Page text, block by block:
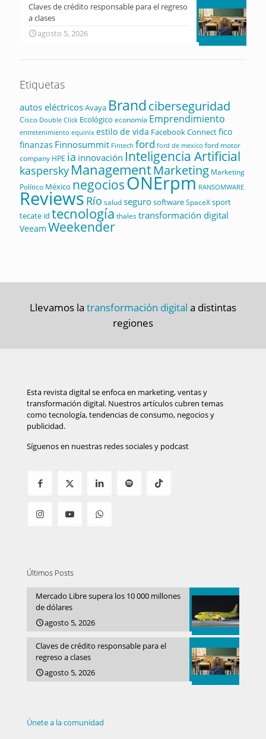
Claves de crédito responsable para el regreso
a clases
agosto 5, 2026
Etiquetas
autos eléctricosAvaya Brandciberseguridad
Cisco Double Click Ecológico economía Emprendimiento
entretenimiento equinix estilo de vida Facebook Connectfico
finanzas Finnosummit Fintech ford ford de mexico ford motor
company HPE ia innovación Inteligencia Artificial
kaspersky ManagementMarketing Marketing
Político México negociosONErpm RANSOMWARE
Reviews Río saludsegurosoftwareSpaceXsport
tecate id tecnología thalestransformación digital
Veeam Weekender
Llevamos la transformación digital a distintas
regiones
Esta revista digital se enfoca en marketing, ventas y
transformación digital. Nuestros artículos cubren temas
como tecnología, tendencias de consumo, negocios y
publicidad.
Síguenos en nuestras redes sociales y podcast
Últimos Posts
Mercado Libre supera los 10 000 millones
de dólares
agosto 5, 2026
Claves de crédito responsable para el
regreso a clases
agosto 5, 2026
Únete a la comunidad